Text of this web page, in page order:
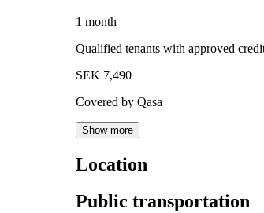
1 month
Qualified tenants with approved
SEK 7,490
Covered by Qasa
Show more
Location
Public transportation